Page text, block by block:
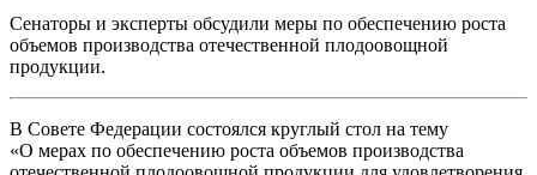
Сенаторы и эксперты обсудили меры по обеспечению роста
объемов производства отечественной плодоовощной
продукции.
В Совете Федерации состоялся круглый стол на тему
«О мерах по обеспечению роста объемов производства